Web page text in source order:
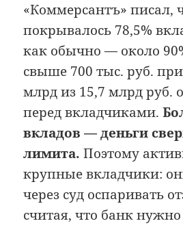
«Коммерсантъ» писал,
покрывалось 78,5%
как обычно — около
свыше 700 тыс. руб.
млрд из 15,7 млрд руб.
перед вкладчиками.
вкладов — деньги
лимита. Поэтому
крупные вкладчики:
через суд оспаривать
считая, что банк